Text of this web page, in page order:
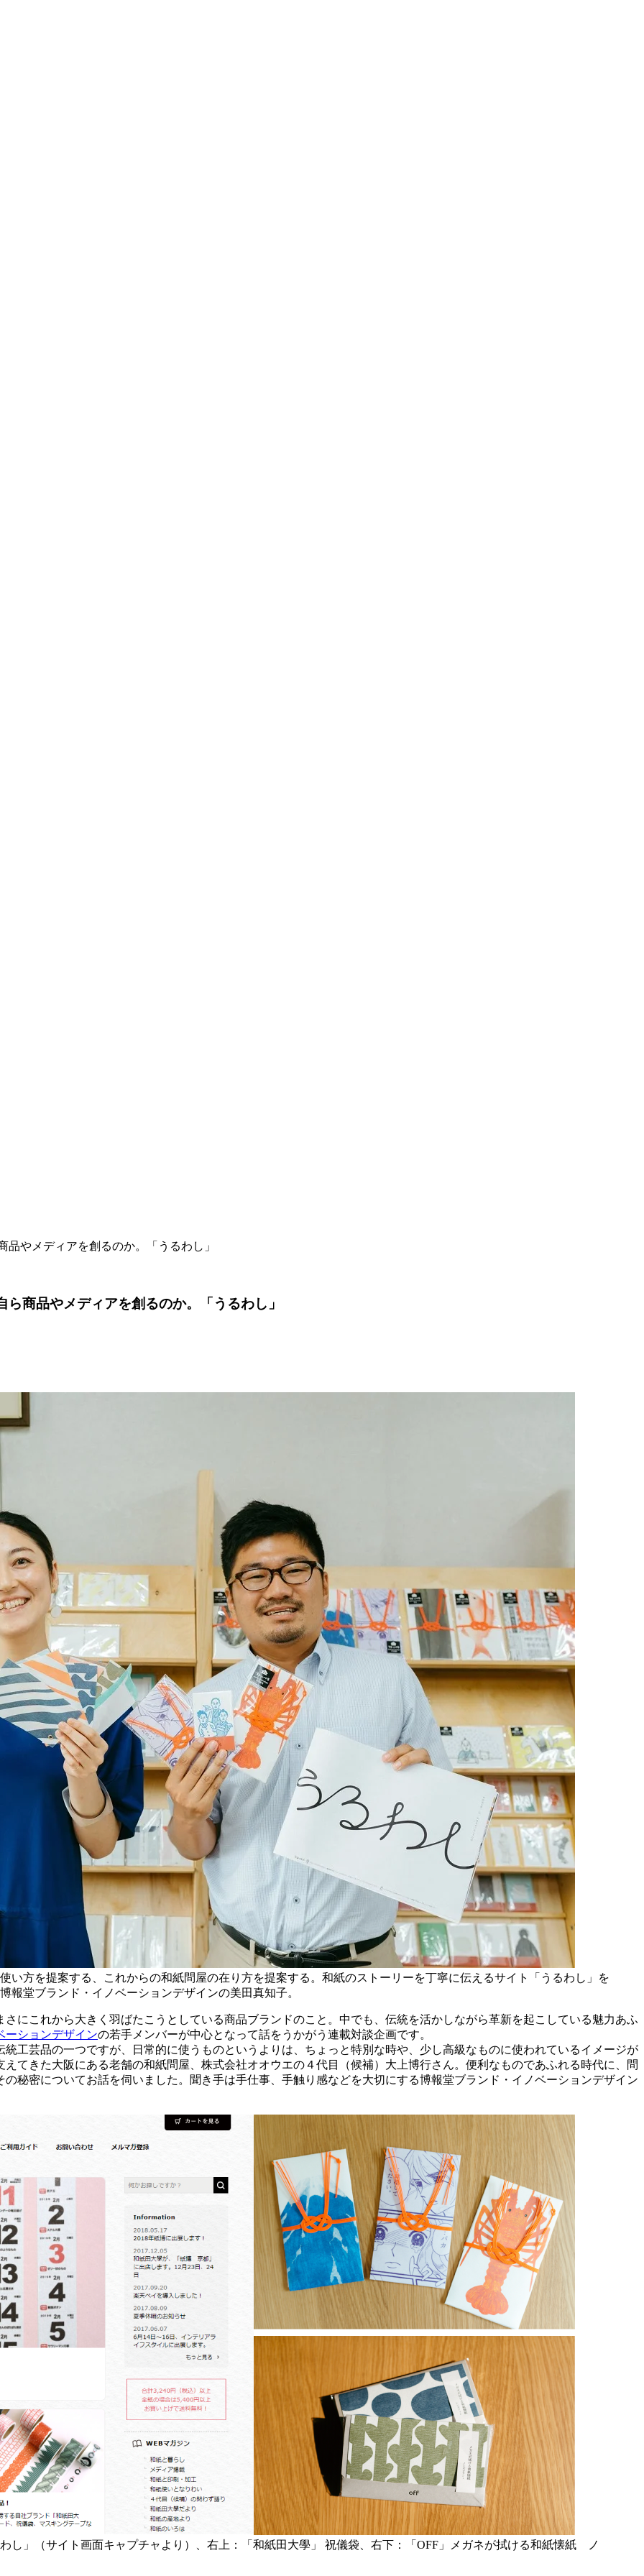
やメディアを創るのか。「うるわし」
商品やメディアを創るのか。「うるわし」
い方を提案する、これからの和紙問屋の在り方を提案する。和紙のストーリーを丁寧に伝えるサイト「うるわし」を
堂ブランド・イノベーションデザインの美田真知子。
にこれから大きく羽ばたこうとしている商品ブランドのこと。中でも、伝統を活かしながら革新を起こしている魅力あふ
ーションデザインの若手メンバーが中心となって話をうかがう連載対談企画です。
工芸品の一つですが、日常的に使うものというよりは、ちょっと特別な時や、少し高級なものに使われているイメージが
てきた大阪にある老舗の和紙問屋、株式会社オオウエの４代目（候補）大上博行さん。便利なものであふれる時代に、問
秘密についてお話を伺いました。聞き手は手仕事、手触り感などを大切にする博報堂ブランド・イノベーションデザイン
し」（サイト画面キャプチャより）、右上：「和紙田大學」 祝儀袋、右下：「OFF」メガネが拭ける和紙懐紙 ノ